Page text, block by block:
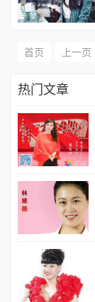
首页 上一页
热门文章